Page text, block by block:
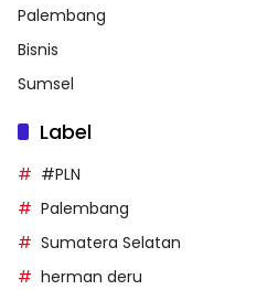
Palembang
Bisnis
Sumsel
Label
#PLN
Palembang
Sumatera Selatan
herman deru